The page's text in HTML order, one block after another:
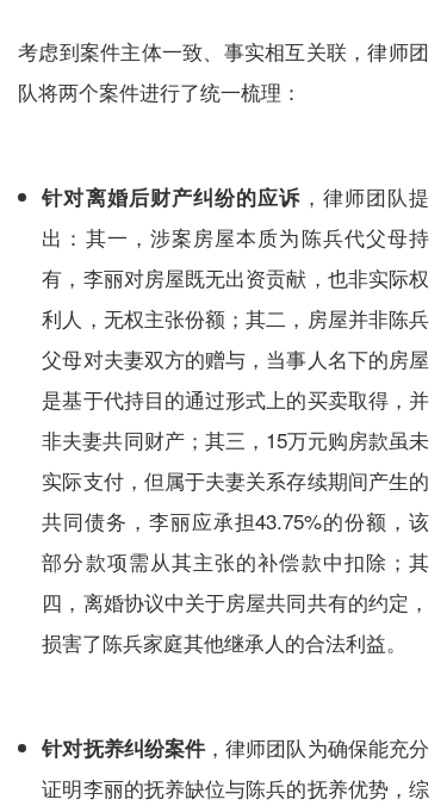
考虑到案件主体一致、事实相互关联，律师团
队将两个案件进行了统一梳理：
针对离婚后财产纠纷的应诉 ，律师团队提
出：其一，涉案房屋本质为陈兵代父母持
有，李丽对房屋既无出资贡献，也非实际权
利人，无权主张份额；其二，房屋并非陈兵
父母对夫妻双方的赠与，当事人名下的房屋
是基于代持目的通过形式上的买卖取得，并
非夫妻共同财产；其三，15万元购房款虽未
实际支付，但属于夫妻关系存续期间产生的
共同债务，李丽应承担43.75%的份额，该
部分款项需从其主张的补偿款中扣除；其
四，离婚协议中关于房屋共同共有的约定，
损害了陈兵家庭其他继承人的合法利益。
针对抚养纠纷案件 ，律师团队为确保能充分
证明李丽的抚养缺位与陈兵的抚养优势，综